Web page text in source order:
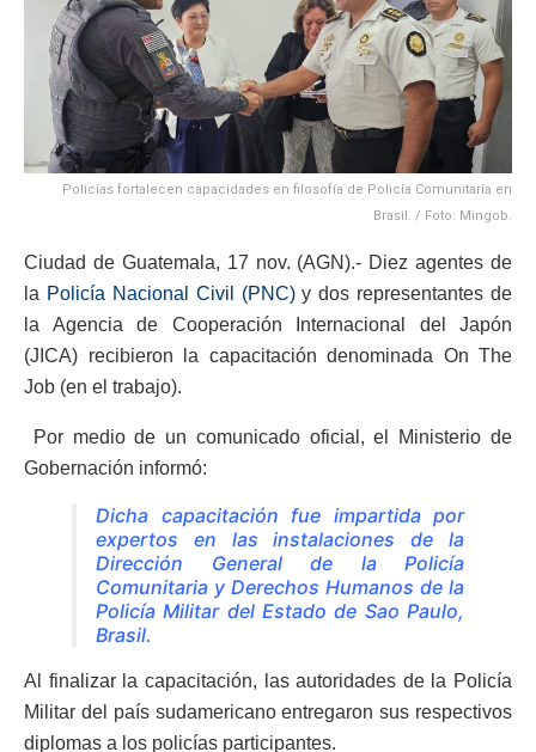
Policías fortalecen capacidades en filosofía de Policía Comunitaria en
Brasil. / Foto: Mingob.
Ciudad de Guatemala, 17 nov. (AGN).- Diez agentes de
la Policía Nacional Civil (PNC)y dos representantes de
la Agencia de Cooperación Internacional del Japón
(JICA) recibieron la capacitación denominada On The
Job (en el trabajo).
Por medio de un comunicado oficial, el Ministerio de
Gobernación informó:
Dicha capacitación fue impartida por
expertos en las instalaciones de la
Dirección General de la Policía
Comunitaria y Derechos Humanos de la
Policía Militar del Estado de Sao Paulo,
Brasil.
Al finalizar la capacitación, las autoridades de la Policía
Militar del país sudamericano entregaron sus respectivos
diplomas a los policías participantes.